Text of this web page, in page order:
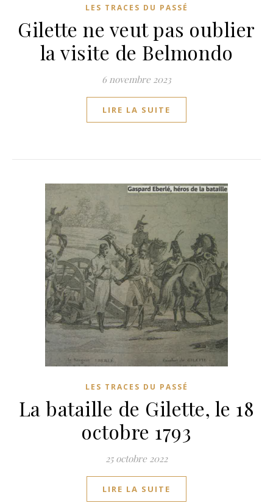
LES TRACES DU PASSÉ
Gilette ne veut pas oublier
la visite de Belmondo
6 novembre 2023
LIRE LA SUITE
LES TRACES DU PASSÉ
La bataille de Gilette, le 18
octobre 1793
25 octobre 2022
LIRE LA SUITE